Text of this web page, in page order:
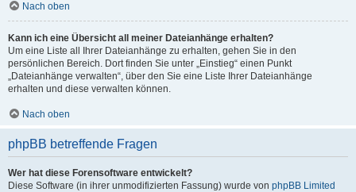
Nach oben
Kann ich eine Übersicht all meiner Dateianhänge erhalten?
Um eine Liste all Ihrer Dateianhänge zu erhalten, gehen Sie in den
persönlichen Bereich. Dort finden Sie unter „Einstieg“ einen Punkt
„Dateianhänge verwalten“, über den Sie eine Liste Ihrer Dateianhänge
erhalten und diese verwalten können.
Nach oben
phpBB betreffende Fragen
Wer hat diese Forensoftware entwickelt?
Diese Software (in ihrer unmodifizierten Fassung) wurde von phpBB Limited